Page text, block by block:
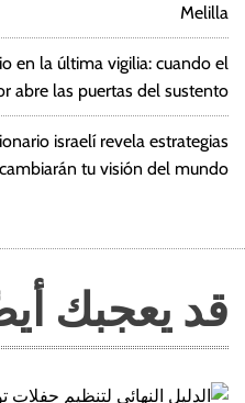
Melilla
en la última vigilia: cuando el
abre las puertas del sustento
israelí revela estrategias
tu visión del mundo
قد يعجبك